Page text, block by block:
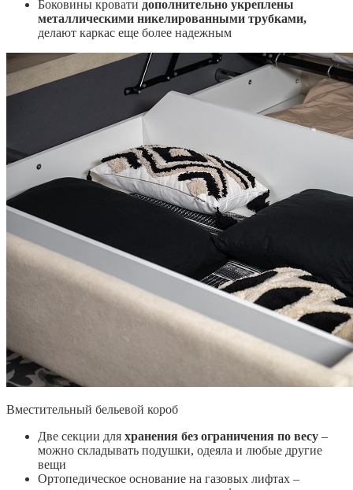
Боковины кровати дополнительно укреплены
металлическими никелированными трубками,
делают каркас еще более надежным
Вместительный бельевой короб
Две секции для хранения без ограничения по весу –
можно складывать подушки, одеяла и любые другие
вещи
Ортопедическое основание на газовых лифтах –